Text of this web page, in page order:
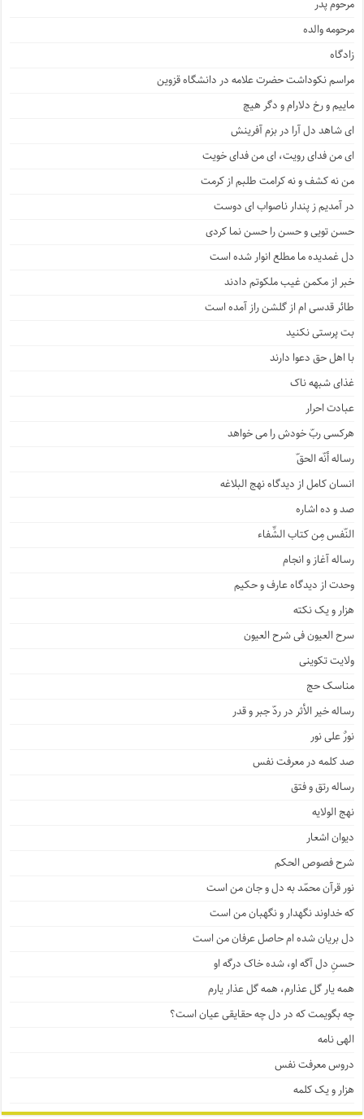
مرحوم پدر
مرحومه والده
زادگاه
مراسم نکوداشت حضرت علامه در دانشگاه قزوین
ماییم و رخ دلارام و دگر هیچ
ای شاهد دل آرا در بزم آفرینش
ای من فدای رویت، ای من فدای خویت
من نه کشف و نه کرامت طلبم از کرمت
در آمدیم ز پندار ناصواب ای دوست
حسن تویی و حسن را حسن نما کردی
دل غمدیده ما مطلع انوار شده است
خبر از مکمن غیب ملکوتم دادند
طائر قدسی ام از گلشن راز آمده است
بت پرستی نکنید
با اهل حق دعوا دارند
غذای شبهه ناک
عبادت احرار
هرکسی ربّ خودش را می خواهد
رساله أنّه الحقّ
انسان کامل از دیدگاه نهج البلاغه
صد و ده اشاره
النّفس مِن کتاب الشِّفاء
رساله آغاز و انجام
وحدت از دیدگاه عارف و حکیم
هزار و یک نکته
سرح العیون فی شرح العیون
ولایت تکوینی
مناسک حج
رساله خیر الأثر در ردّ جبر و قدر
نورٌ علی نور
صد کلمه در معرفت نفس
رساله رتق و فتق
نهج الولایه
دیوان اشعار
شرح فصوص الحکم
نور قرآن محمّد به دل و جان من است
که خداوند نگهدار و نگهبان من است
دل بریان شده ام حاصل عرفان من است
حسنِ دل آگه او، شده خاک درگه او
همه یار گل عذارم، همه گل عذار یارم
چه بگویمت که در دل چه حقایقی عیان است؟
الهی نامه
دروس معرفت نفس
هزار و یک کلمه